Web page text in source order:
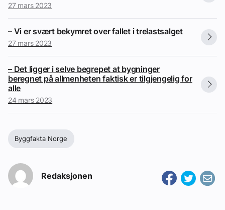
27 mars 2023
– Vi er svært bekymret over fallet i trelastsalget
27 mars 2023
– Det ligger i selve begrepet at bygninger
beregnet på allmenheten faktisk er tilgjengelig for
alle
24 mars 2023
Byggfakta Norge
Redaksjonen